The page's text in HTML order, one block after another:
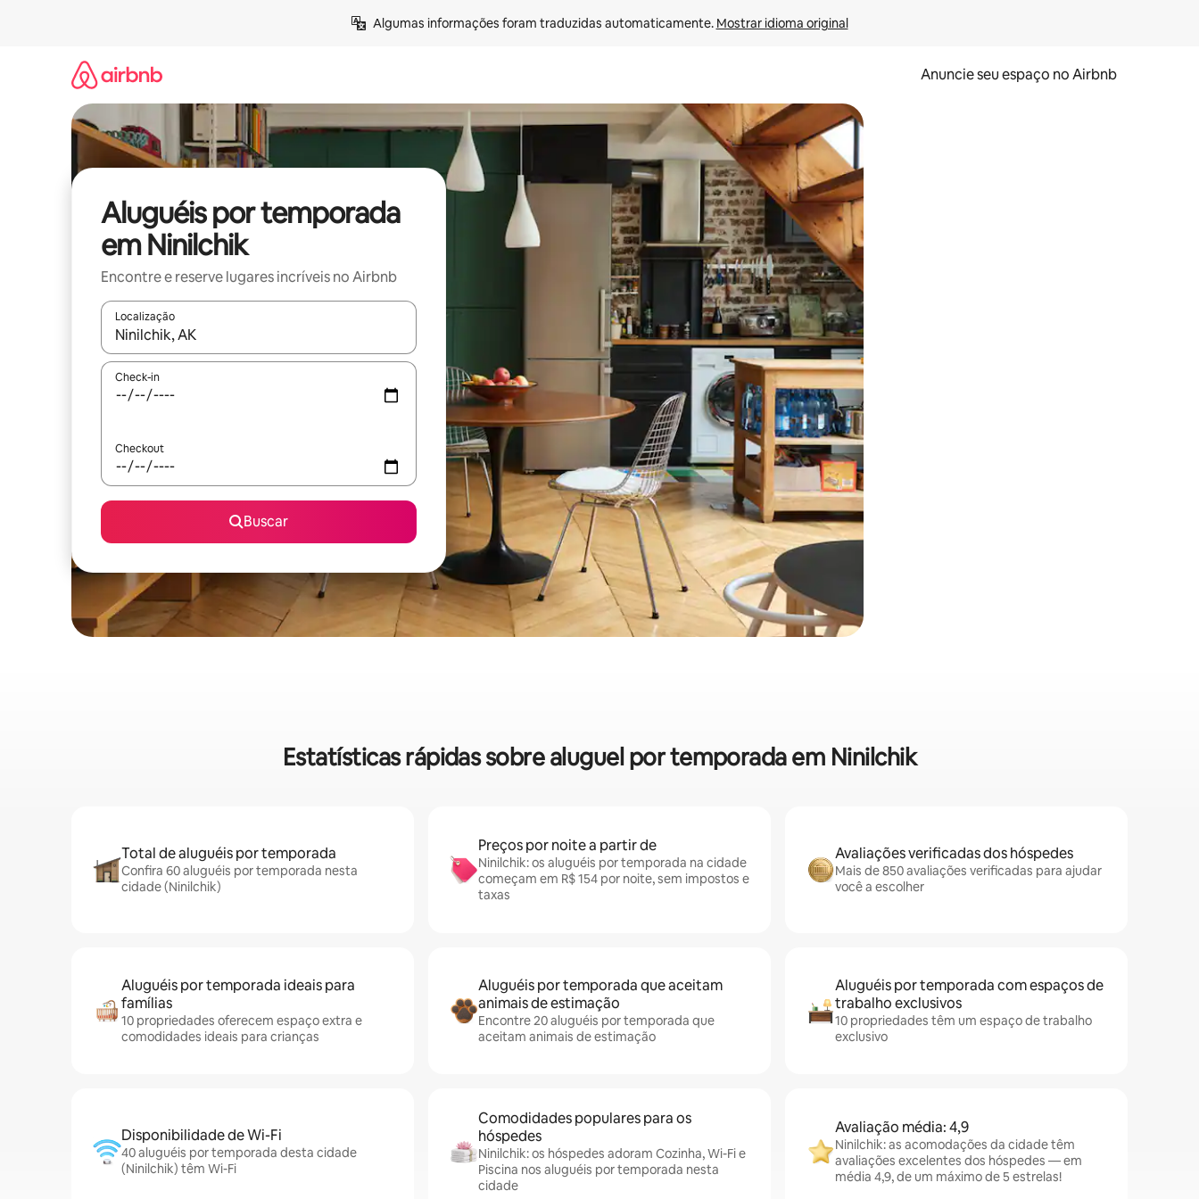
Algumas informações foram traduzidas automaticamente. Mostrar idioma original
Anuncie seu espaço no Airbnb
Aluguéis por temporada
em Ninilchik
Encontre e reserve lugares incríveis no Airbnb
Localização
Quando os resultados estiverem disponíveis, explore-os usando as seta para cima e para baixo do teclado ou tocando e deslizando o dedo na tela.
Check-in
Checkout
Buscar
Estatísticas rápidas sobre aluguel por temporada em Ninilchik
Total de aluguéis por temporada
Confira 60 aluguéis por temporada nesta
cidade (Ninilchik)
Preços por noite a partir de
Ninilchik: os aluguéis por temporada na cidade
começam em R$ 154 por noite, sem impostos e
taxas
Avaliações verificadas dos hóspedes
Mais de 850 avaliações verificadas para ajudar
você a escolher
Aluguéis por temporada ideais para
famílias
10 propriedades oferecem espaço extra e
comodidades ideais para crianças
Aluguéis por temporada que aceitam
animais de estimação
Encontre 20 aluguéis por temporada que
aceitam animais de estimação
Aluguéis por temporada com espaços de
trabalho exclusivos
10 propriedades têm um espaço de trabalho
exclusivo
Disponibilidade de Wi-Fi
40 aluguéis por temporada desta cidade
(Ninilchik) têm Wi-Fi
Comodidades populares para os
hóspedes
Ninilchik: os hóspedes adoram Cozinha, Wi-Fi e
Piscina nos aluguéis por temporada nesta
cidade
Avaliação média: 4,9
Ninilchik: as acomodações da cidade têm
avaliações excelentes dos hóspedes — em
média 4,9, de um máximo de 5 estrelas!